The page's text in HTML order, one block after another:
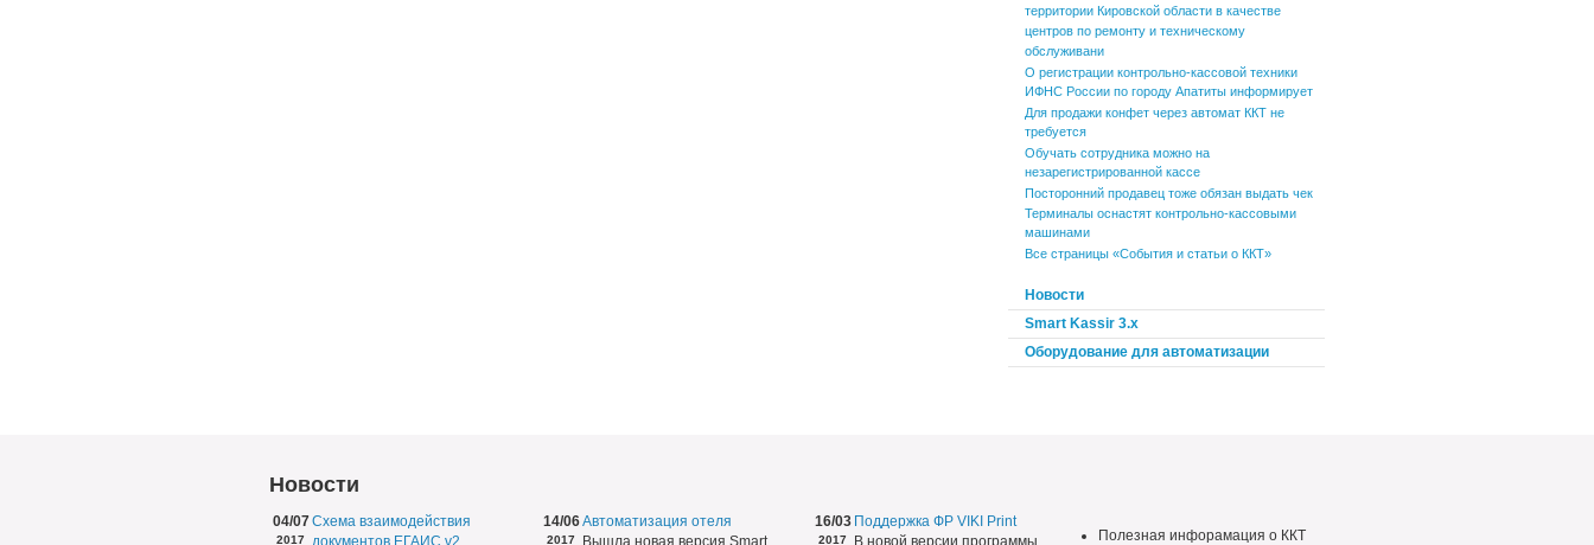
территории Кировской области в качестве
центров по ремонту и техническому
обслуживани
О регистрации контрольно-кассовой техники
ИФНС России по городу Апатиты информирует
Для продажи конфет через автомат ККТ не
требуется
Обучать сотрудника можно на
незарегистрированной кассе
Посторонний продавец тоже обязан выдать чек
Терминалы оснастят контрольно-кассовыми
машинами
Все страницы «События и статьи о ККТ»
Новости
Smart Kassir 3.x
Оборудование для автоматизации
Новости
04/07
2017
Схема взаимодействия
документов ЕГАИС v2
14/06
2017
Автоматизация отеля
Вышла новая версия Smart
16/03
2017
Поддержка ФР VIKI Print
В новой версии программы
Полезная инфорамация о ККТ